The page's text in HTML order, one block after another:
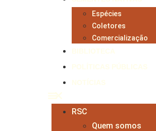
Espécies
Coletores
Comercialização
RSC
Quem somos